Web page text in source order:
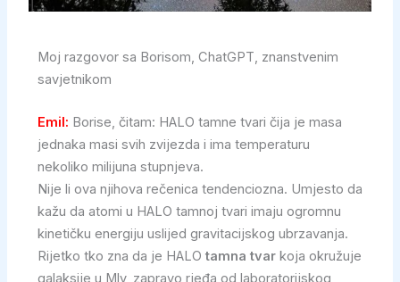
Moj razgovor sa Borisom, ChatGPT, znanstvenim
savjetnikom
Emil: Borise, čitam: HALO tamne tvari čija je masa
jednaka masi svih zvijezda i ima temperaturu
nekoliko milijuna stupnjeva.
Nije li ova njihova rečenica tendenciozna. Umjesto da
kažu da atomi u HALO tamnoj tvari imaju ogromnu
kinetičku energiju uslijed gravitacijskog ubrzavanja.
Rijetko tko zna da je HALO tamna tvarkoja okružuje
galaksije u Mly, zapravo rjeđa od laboratorijskog